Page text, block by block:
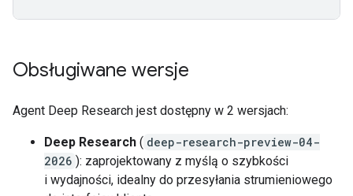
Obsługiwane wersje
Agent Deep Research jest dostępny w 2 wersjach:
Deep Research ( deep-research-preview-04-
2026 ): zaprojektowany z myślą o szybkości
i wydajności, idealny do przesyłania strumieniowego